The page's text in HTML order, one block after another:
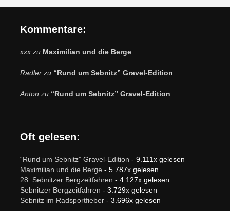
Kommentare:
xxx zu Maximilian und die Berge
Radler zu “Rund um Sebnitz” Gravel-Edition
Anton zu “Rund um Sebnitz” Gravel-Edition
Oft gelesen:
“Rund um Sebnitz” Gravel-Edition - 9.111x gelesen
Maximilian und die Berge - 5.787x gelesen
28. Sebnitzer Bergzeitfahren - 4.127x gelesen
Sebnitzer Bergzeitfahren - 3.729x gelesen
Sebnitz im Radsportfieber - 3.696x gelesen